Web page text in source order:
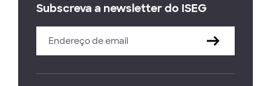
Subscreva a newsletter do ISEG